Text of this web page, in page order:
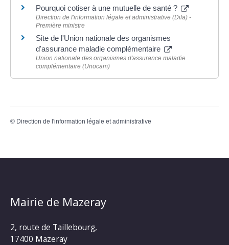
Pourquoi cotiser à une mutuelle de santé ?
Direction de l'information légale et administrative (Dila) -
Première ministre
Site de l'Union nationale des organismes
d'assurance maladie complémentaire
Union nationale des organismes d'assurance maladie
complémentaire (Unocam)
© Direction de l'information légale et administrative
Mairie de Mazeray
2, route de Taillebourg,
17400 Mazeray